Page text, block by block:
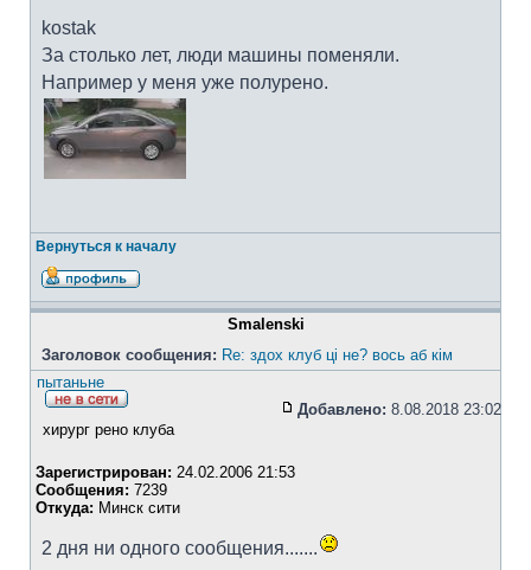
kostak
За столько лет, люди машины поменяли.
Например у меня уже полурено.
Вернуться к началу
Smalenski
Заголовок сообщения: Re: здох клуб ці не? вось аб кім
пытаньне
Добавлено: 8.08.2018 23:02
хирург рено клуба
Зарегистрирован: 24.02.2006 21:53
Сообщения: 7239
Откуда: Минск сити
2 дня ни одного сообщения.......